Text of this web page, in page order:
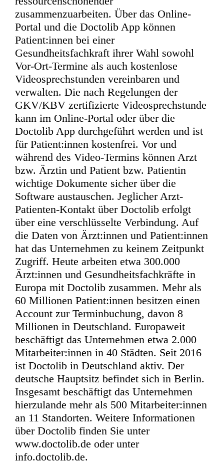
zusammenzuarbeiten. Über das Online-
Portal und die Doctolib App können
Patient:innen bei einer
Gesundheitsfachkraft ihrer Wahl sowohl
Vor-Ort-Termine als auch kostenlose
Videosprechstunden vereinbaren und
verwalten. Die nach Regelungen der
GKV/KBV zertifizierte Videosprechstunde
kann im Online-Portal oder über die
Doctolib App durchgeführt werden und ist
für Patient:innen kostenfrei. Vor und
während des Video-Termins können Arzt
bzw. Ärztin und Patient bzw. Patientin
wichtige Dokumente sicher über die
Software austauschen. Jeglicher Arzt-
Patienten-Kontakt über Doctolib erfolgt
über eine verschlüsselte Verbindung. Auf
die Daten von Ärzt:innen und Patient:innen
hat das Unternehmen zu keinem Zeitpunkt
Zugriff. Heute arbeiten etwa 300.000
Ärzt:innen und Gesundheitsfachkräfte in
Europa mit Doctolib zusammen. Mehr als
60 Millionen Patient:innen besitzen einen
Account zur Terminbuchung, davon 8
Millionen in Deutschland. Europaweit
beschäftigt das Unternehmen etwa 2.000
Mitarbeiter:innen in 40 Städten. Seit 2016
ist Doctolib in Deutschland aktiv. Der
deutsche Hauptsitz befindet sich in Berlin.
Insgesamt beschäftigt das Unternehmen
hierzulande mehr als 500 Mitarbeiter:innen
an 11 Standorten. Weitere Informationen
über Doctolib finden Sie unter
www.doctolib.de oder unter
info.doctolib.de.